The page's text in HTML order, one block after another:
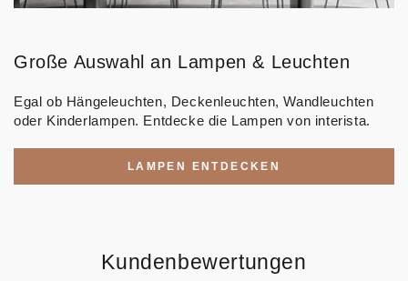
Große Auswahl an Lampen & Leuchten
Egal ob Hängeleuchten, Deckenleuchten, Wandleuchten
oder Kinderlampen. Entdecke die Lampen von interista.
LAMPEN ENTDECKEN
Kundenbewertungen